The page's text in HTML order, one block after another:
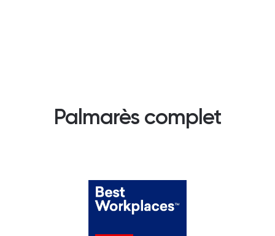
Palmarès complet